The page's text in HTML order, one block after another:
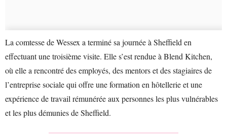
La comtesse de Wessex a terminé sa journée à Sheffield en
effectuant une troisième visite. Elle s’est rendue à Blend Kitchen,
où elle a rencontré des employés, des mentors et des stagiaires de
l’entreprise sociale qui offre une formation en hôtellerie et une
expérience de travail rémunérée aux personnes les plus vulnérables
et les plus démunies de Sheffield.